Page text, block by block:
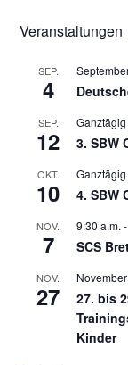
Veranstaltungen
SEP.
4
SEP.
12
Ganztägig
3. SBW
OKT.
10
Ganztägig
4. SBW
NOV.
7
9:30 a.m.
SCS
NOV.
27
27. bis
Kinder